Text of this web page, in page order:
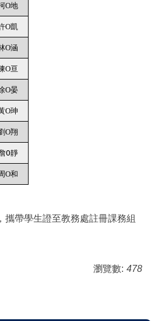
O地
O凱
O涵
O亘
O晏
O珅
O翔
O靜
O和
攜帶學生證至教務處註冊課務組
瀏覽數: 478